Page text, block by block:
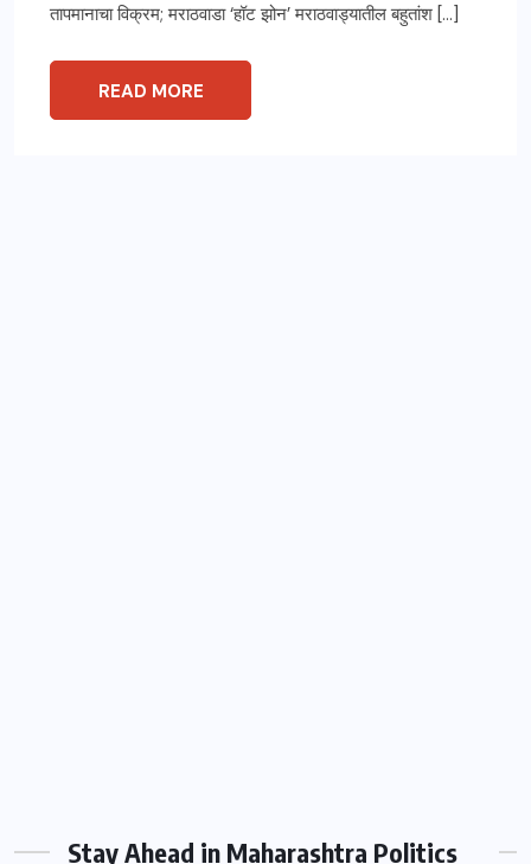
तापमानाचा विक्रम; मराठवाडा ‘हॉट झोन’ मराठवाड्यातील बहुतांश […]
READ MORE
Stay Ahead in Maharashtra Politics